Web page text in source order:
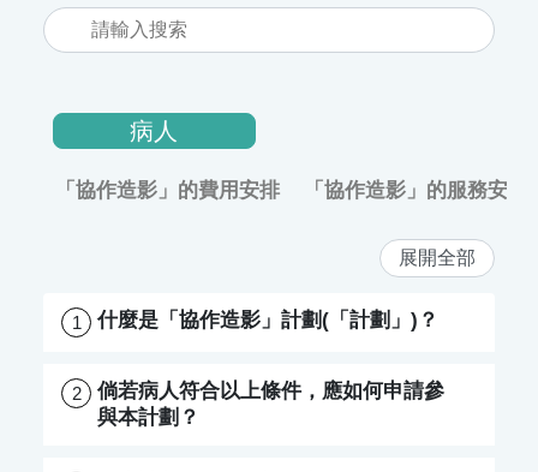
病人
「協作造影」的費用安排 「協作造影」的服務安排
展開全部
1 什麼是「協作造影」計劃(「計劃」)？
2
倘若病人符合以上條件，應如何申請參
與本計劃？